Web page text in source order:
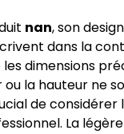
nan, son
dans la
les dimensions
ou la hauteur ne
de
La